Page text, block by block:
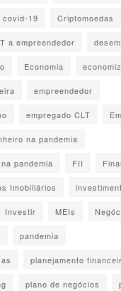
covid-19 Criptomoedas
a empreendedor
Economia
empreendedor
empregado CLT
na pandemia
pandemia FII
Imobiliários
Investir MEIs
pandemia
planejamento
plano de negócios